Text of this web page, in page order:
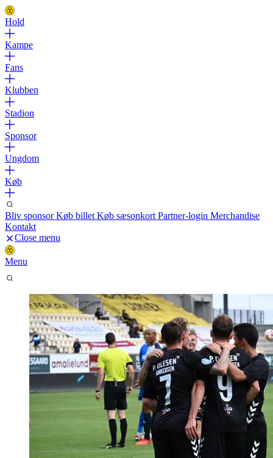
Hold
Kampe
Fans
Klubben
Stadion
Sponsor
Ungdom
Køb
Bliv sponsorKøb billet Køb sæsonkort Partner-login Merchandise
Kontakt
Close menu
Menu